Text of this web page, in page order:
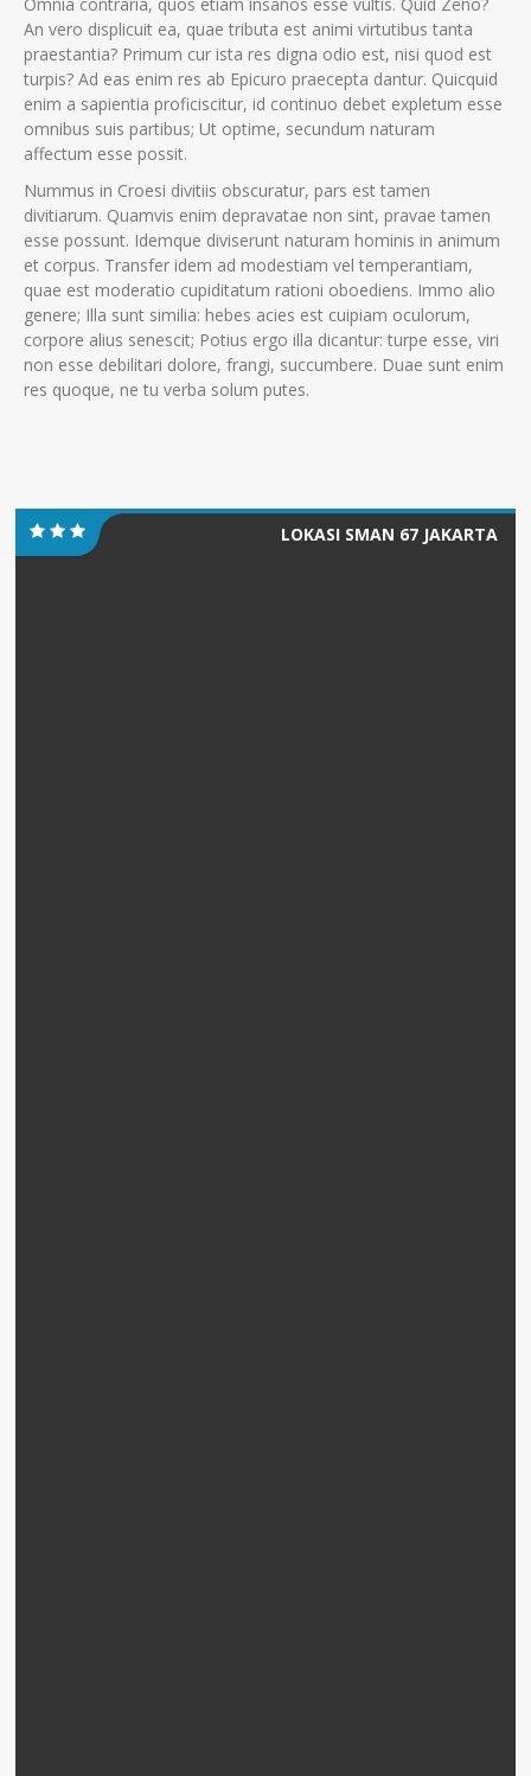
An vero displicuit ea, quae tributa est animi virtutibus tanta
praestantia? Primum cur ista res digna odio est, nisi quod est
turpis? Ad eas enim res ab Epicuro praecepta dantur. Quicquid
enim a sapientia proficiscitur, id continuo debet expletum esse
omnibus suis partibus; Ut optime, secundum naturam
affectum esse possit.
Nummus in Croesi divitiis obscuratur, pars est tamen
divitiarum. Quamvis enim depravatae non sint, pravae tamen
esse possunt. Idemque diviserunt naturam hominis in animum
et corpus. Transfer idem ad modestiam vel temperantiam,
quae est moderatio cupiditatum rationi oboediens. Immo alio
genere; Illa sunt similia: hebes acies est cuipiam oculorum,
corpore alius senescit; Potius ergo illa dicantur: turpe esse, viri
non esse debilitari dolore, frangi, succumbere. Duae sunt enim
res quoque, ne tu verba solum putes.
LOKASI SMAN 67 JAKARTA